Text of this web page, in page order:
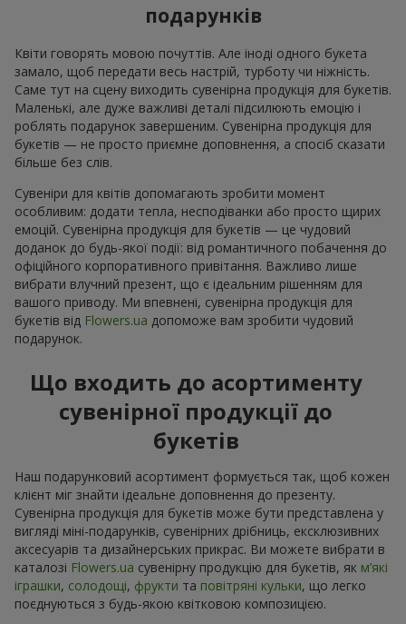
подарунків
Квіти говорять мовою почуттів. Але іноді одного букета
замало, щоб передати весь настрій, турботу чи ніжність.
Саме тут на сцену виходить сувенірна продукція для букетів.
Маленькі, але дуже важливі деталі підсилюють емоцію і
роблять подарунок завершеним. Сувенірна продукція для
букетів — не просто приємне доповнення, а спосіб сказати
більше без слів.
Сувеніри для квітів допомагають зробити момент
особливим: додати тепла, несподіванки або просто щирих
емоцій. Сувенірна продукція для букетів — це чудовий
доданок до будь-якої події: від романтичного побачення до
офіційного корпоративного привітання. Важливо лише
вибрати влучний презент, що є ідеальним рішенням для
вашого приводу. Ми впевнені, сувенірна продукція для
букетів від Flowers.ua допоможе вам зробити чудовий
подарунок.
Що входить до асортименту
сувенірної продукції до
букетів
Наш подарунковий асортимент формується так, щоб кожен
клієнт міг знайти ідеальне доповнення до презенту.
Сувенірна продукція для букетів може бути представлена у
вигляді міні-подарунків, сувенірних дрібниць, ексклюзивних
аксесуарів та дизайнерських прикрас. Ви можете вибрати в
каталозі Flowers.ua cувенірну продукцію для букетів, як м’які
іграшки, солодощі, фрукти та повітряні кульки, що легко
поєднуються з будь-якою квітковою композицією.